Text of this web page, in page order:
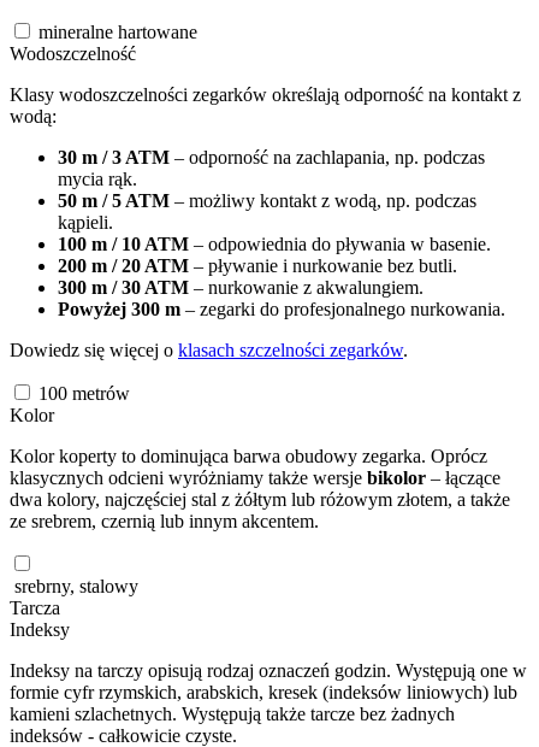
mineralne hartowane
Wodoszczelność
Klasy wodoszczelności zegarków określają odporność na kontakt z
wodą:
30 m / 3 ATM – odporność na zachlapania, np. podczas
mycia rąk.
50 m / 5 ATM – możliwy kontakt z wodą, np. podczas
kąpieli.
100 m / 10 ATM – odpowiednia do pływania w basenie.
200 m / 20 ATM – pływanie i nurkowanie bez butli.
300 m / 30 ATM – nurkowanie z akwalungiem.
Powyżej 300 m – zegarki do profesjonalnego nurkowania.
Dowiedz się więcej o klasach szczelności zegarków.
100 metrów
Kolor
Kolor koperty to dominująca barwa obudowy zegarka. Oprócz
klasycznych odcieni wyróżniamy także wersje bikolor – łączące
dwa kolory, najczęściej stal z żółtym lub różowym złotem, a także
ze srebrem, czernią lub innym akcentem.
srebrny, stalowy
Tarcza
Indeksy
Indeksy na tarczy opisują rodzaj oznaczeń godzin. Występują one w
formie cyfr rzymskich, arabskich, kresek (indeksów liniowych) lub
kamieni szlachetnych. Występują także tarcze bez żadnych
indeksów - całkowicie czyste.